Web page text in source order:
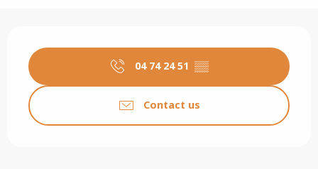
04 74 24 51 ▒▒
Contact us